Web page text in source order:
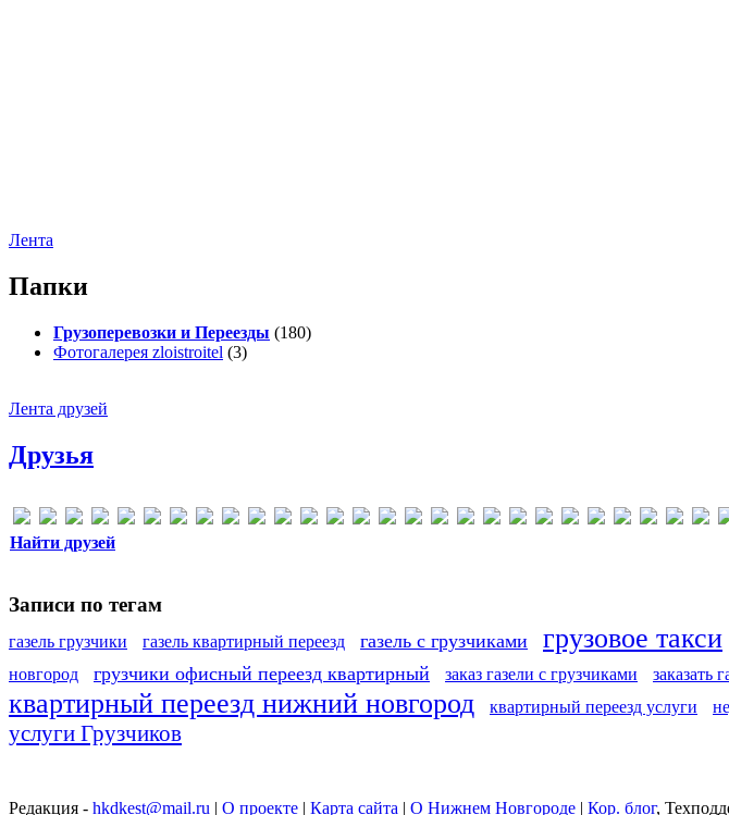
Лента
Папки
Грузоперевозки и Переезды (180)
Фотогалерея zloistroitel (3)
Лента друзей
Друзья
Найти друзей
Записи по тегам
газель грузчики газель квартирный переезд газель с грузчиками грузовое такси
новгород
грузчики офисный переезд квартирный заказ газели с грузчиками заказать
квартирный переезд нижний новгород квартирный переезд услуги
услуги Грузчиков
Редакция - hkdkest@mail.ru | О проекте | Карта сайта | О Нижнем Новгороде | Кор. блог,